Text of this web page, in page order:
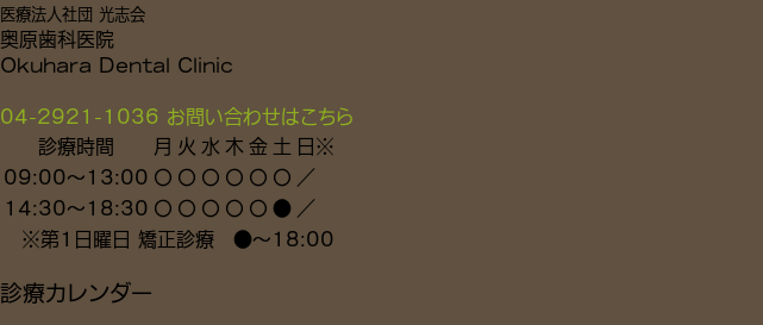
医療法人社団 光志会
奥原歯科医院
Okuhara Dental Clinic
04-2921-1036 お問い合わせはこちら
診療時間
月 火 水 木金 土 日※
09:00～13:00 〇 〇 〇 〇 〇 〇 ／
14:30～18:30 〇 〇 〇 〇 〇 ● ／
※第1日曜日 矯正診療 ●～18:00
診療カレンダー